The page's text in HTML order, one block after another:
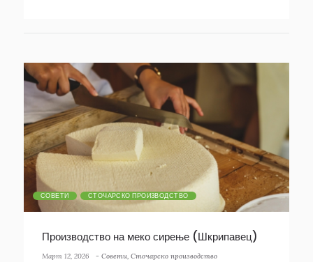
СОВЕТИ СТОЧАРСКО ПРОИЗВОДСТВО
Производство на меко сирење (Шкрипавец)
Март 12, 2026 - Совети, Сточарско производство